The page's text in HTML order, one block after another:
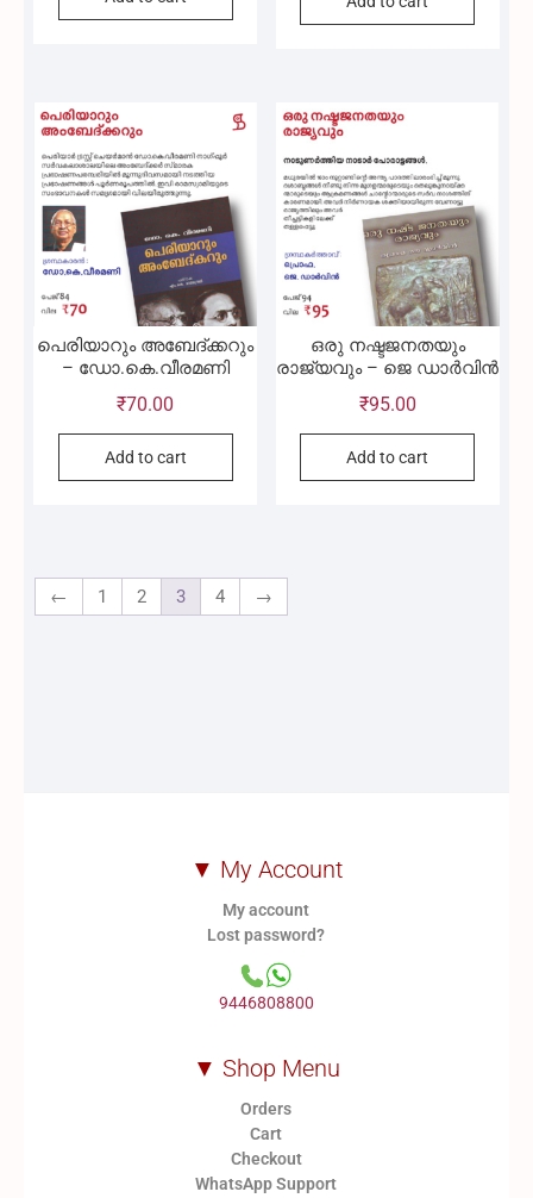
₹90.00.
₹80.00.
പെരിയാറും അബേദ്ക്കറും
– ഡോ.കെ.വീരമണി
₹70.00
Add to cart
ഒരു നഷ്ടജനതയും
രാജ്യവും – ജെ ഡാർവിൻ
₹95.00
Add to cart
← 1 2 3 4 →
▼ My Account
My account
Lost password?
9446808800
▼ Shop Menu
Orders
Cart
Checkout
WhatsApp Support